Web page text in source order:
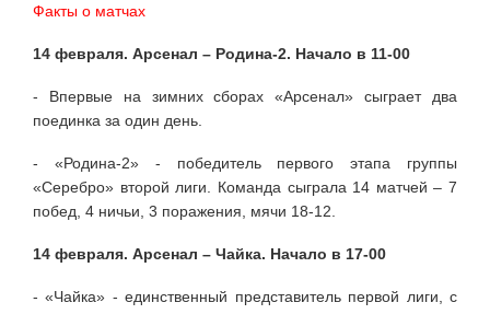
Факты о матчах
14 февраля. Арсенал – Родина-2. Начало в 11-00
- Впервые на зимних сборах «Арсенал» сыграет два
поединка за один день.
- «Родина-2» - победитель первого этапа группы
«Серебро» второй лиги. Команда сыграла 14 матчей – 7
побед, 4 ничьи, 3 поражения, мячи 18-12.
14 февраля. Арсенал – Чайка. Начало в 17-00
- «Чайка» - единственный представитель первой лиги, с